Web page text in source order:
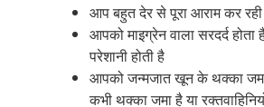
आप बहुत देर से पूरा आराम कर
आपको माइग्रेन वाला सरदर्द
परेशानी होती है
आपको जन्मजात खून के थक्का
कभी थक्का जमा है या